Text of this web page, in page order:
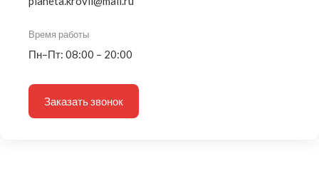
Время работы
Пн–Пт: 08:00 – 20:00
Заказать звонок